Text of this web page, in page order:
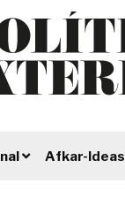
Afkar-Ideas